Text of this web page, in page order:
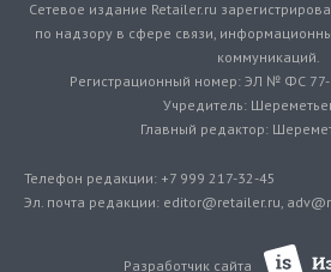
Сетевое издание Retailer.ru
по надзору в сфере связи,
коммуникаций.
Регистрационный номер: ЭЛ № ФС
Учредитель:
Главный редактор:
Телефон редакции: +7 999 217-32-45
Эл. почта редакции: editor@retailer.ru,
Разработчик сайта